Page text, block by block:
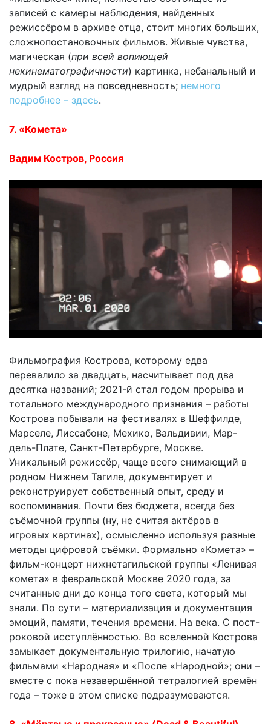
записей с камеры наблюдения, найденных
режиссёром в архиве отца, стоит многих больших,
сложнопостановочных фильмов. Живые чувства,
магическая (при всей вопиющей
некинематографичности) картинка, небанальный и
мудрый взгляд на повседневность; немного
подробнее – здесь.
7. «Комета»
Вадим Костров, Россия
Фильмография Кострова, которому едва
перевалило за двадцать, насчитывает под два
десятка названий; 2021-й стал годом прорыва и
тотального международного признания – работы
Кострова побывали на фестивалях в Шеффилде,
Марселе, Лиссабоне, Мехико, Вальдивии, Мар-
дель-Плате, Санкт-Петербурге, Москве.
Уникальный режиссёр, чаще всего снимающий в
родном Нижнем Тагиле, документирует и
реконструирует собственный опыт, среду и
воспоминания. Почти без бюджета, всегда без
съёмочной группы (ну, не считая актёров в
игровых картинах), осмысленно используя разные
методы цифровой съёмки. Формально «Комета» –
фильм-концерт нижнетагильской группы «Ленивая
комета» в февральской Москве 2020 года, за
считанные дни до конца того света, который мы
знали. По сути – материализация и документация
эмоций, памяти, течения времени. На века. С пост-
роковой исступлённостью. Во вселенной Кострова
замыкает документальную трилогию, начатую
фильмами «Народная» и «После «Народной»; они –
вместе с пока незавершённой тетралогией времён
года – тоже в этом списке подразумеваются.